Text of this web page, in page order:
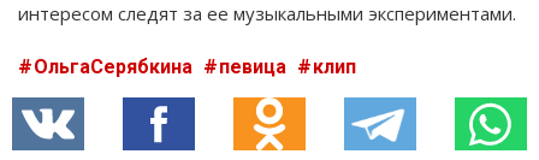
интересом следят за ее музыкальными экспериментами.
ОльгаСерябкина певица клип